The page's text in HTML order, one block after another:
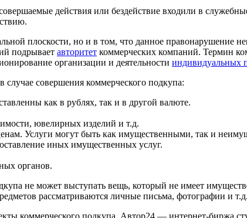
действия или бездействие входили в
плоскости, но и в том, что данное правонарушение
подрывает авторитет коммерческих компаний. Термин
организации и деятельности индивидуальных
совершения коммерческого подкупа:
как в рублях, так и в другой валюте.
ювелирных изделий и т.д.
Услуги могут быть как имущественными, так и
иных имущественных услуг.
органов.
не может выступать вещь, который не имеет
рассматриваются личные письма, фотографии и т.д.